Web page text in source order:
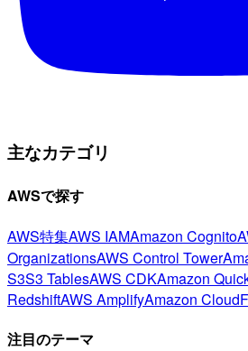
主なカテゴリ
AWSで探す
AWS特集AWS IAMAmazon Cognito
OrganizationsAWS Control Tower
S3S3 TablesAWS CDKAmazon
RedshiftAWS AmplifyAmazon
注目のテーマ